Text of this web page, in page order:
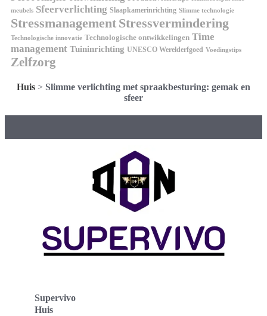
meubels Sfeerverlichting Slaapkamerinrichting Slimme technologie
Stressmanagement Stressvermindering
Technologische innovatie Technologische ontwikkelingen Time
management Tuininrichting UNESCO Werelderfgoed Voedingstips
Zelfzorg
Huis > Slimme verlichting met spraakbesturing: gemak en
sfeer
Supervivo
Huis